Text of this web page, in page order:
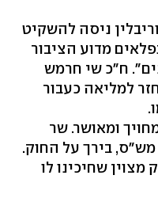
ניסה להשקיט
מדוע הציבור
ח"כ שי חרמש
למליאה כעבור
ומאושר. שר
מש"ס, בירך על החוק.
שחיכינו לו